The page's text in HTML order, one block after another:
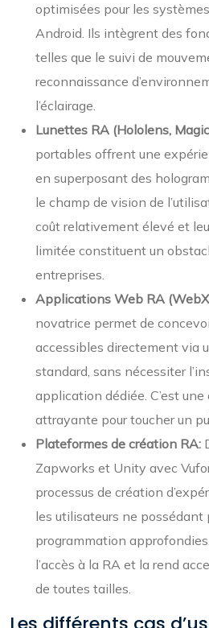
optimisées pour les
Android. Ils intègrent des
telles que le suivi de
reconnaissance
l’éclairage.
Lunettes RA (Hololens,
portables offrent une
en superposant des
le champ de vision de
coût relativement élevé et
limitée constituent un
entreprises.
Applications Web RA
novatrice permet de
accessibles directement via
standard, sans nécessiter
application dédiée. C’est
attrayante pour toucher un
Plateformes de création RA:
Zapworks et Unity avec
processus de création
les utilisateurs ne possédant
programmation
l’accès à la RA et la rend
de toutes tailles.